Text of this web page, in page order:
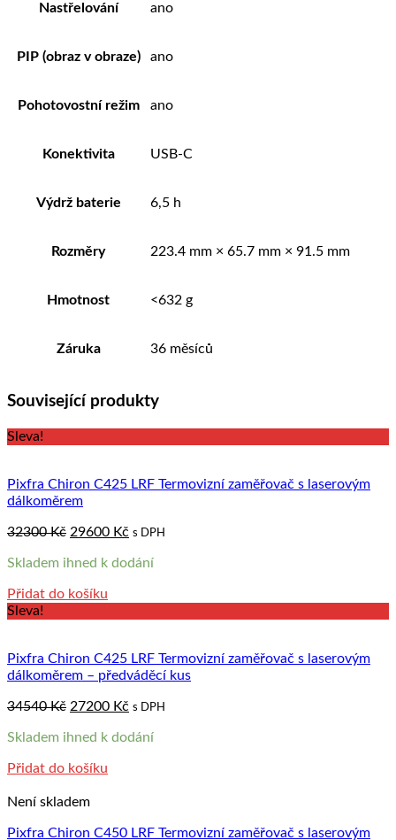
Nastřelování ano
PIP (obraz v obraze) ano
Pohotovostní režim ano
Konektivita USB-C
Výdrž baterie 6,5 h
Rozměry 223.4 mm × 65.7 mm × 91.5 mm
Hmotnost <632 g
Záruka 36 měsíců
Související produkty
Sleva!
Pixfra Chiron C425 LRF Termovizní zaměřovač s laserovým
dálkoměrem
32300Kč Original
was:
29600 Kč Current
is:
s DPH
Skladem ihned k dodání
Přidat do košíku
Sleva!
Pixfra Chiron C425 LRF Termovizní zaměřovač s laserovým
dálkoměrem – předváděcí kus
34540Kč Original
was:
27200 Kč Current
is:
s DPH
Skladem ihned k dodání
Přidat do košíku
Není skladem
Pixfra Chiron C450 LRF Termovizní zaměřovač s laserovým